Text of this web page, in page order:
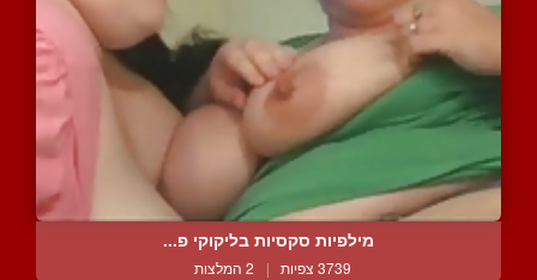
מילפיות סקסיות בליקוקי פ...
3739 צפיות | 2 המלצות